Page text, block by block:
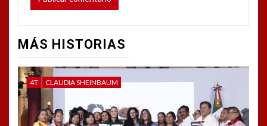
MÁS HISTORIAS
4T CLAUDIA SHEINBAUM